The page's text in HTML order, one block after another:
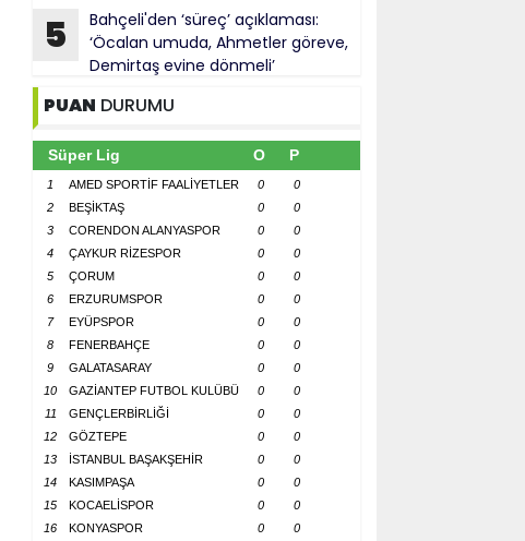
5
Bahçeli'den ‘süreç’ açıklaması:
‘Öcalan umuda, Ahmetler göreve,
Demirtaş evine dönmeli’
PUAN DURUMU
Süper Lig O P
1 AMED SPORTİF FAALİYETLER 0
0
2
BEŞİKTAŞ 0
0
3
CORENDON ALANYASPOR 0
0
4
ÇAYKUR RİZESPOR 0
0
5
ÇORUM 0
0
6
ERZURUMSPOR 0
0
7
EYÜPSPOR 0
0
8
FENERBAHÇE 0
0
9
GALATASARAY 0
0
10
GAZİANTEP FUTBOL KULÜBÜ 0
0
11
GENÇLERBİRLİĞİ 0
0
12
GÖZTEPE 0
0
13
İSTANBUL BAŞAKŞEHİR 0
0
14
KASIMPAŞA 0
0
15
KOCAELİSPOR 0
0
16
KONYASPOR 0
0